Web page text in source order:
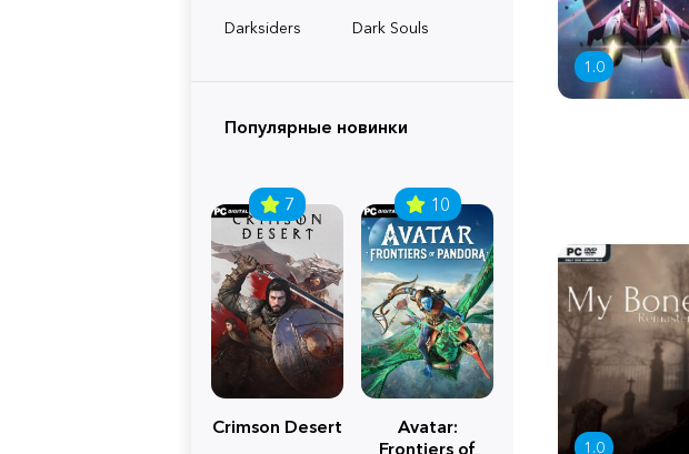
Darksiders
Dark Souls
Популярные новинки
7
Crimson Desert
10
Avatar:
Frontiers of
1.0
1.0